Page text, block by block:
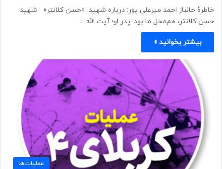
خاطرۀ جانباز احمد میرعلی پور: درباره شهید «حسن کلانتر» شهید
حسن کلانتر، هم‌محل ما بود. پدر او؛ آیت الله…
بیشتر بخوانید »
عملیات‌ها